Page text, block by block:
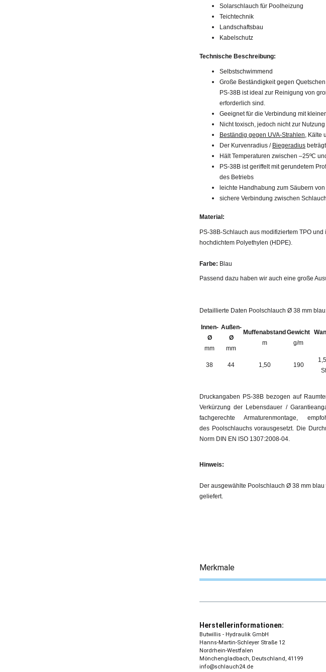
Solarschlauch für Poolheizung
Teichtechnik
Landschaftsbau
Kabelschutz
Technische Beschreibung:
Selbstschwimmend
Große Beständigkeit gegen
PS-38B ist ideal zur Reinigung von
erforderlich sind.
Geeignet für die Verbindung mit
Nicht toxisch, jedoch nicht zur
Beständig gegen UVA-Strahlen, Kälte
Der Kurvenradius / Biegeradius
Hält Temperaturen zwischen –25ºC
PS-38B ist geriffelt mit gerundetem
des Betriebs
leichte Handhabung zum Säubern
sichere Verbindung zwischen
Material:
PS-38B-Schlauch aus modifiziertem TPO
hochdichtem Polyethylen (HDPE).
Farbe: Blau
Passend dazu haben wir auch eine große
Detaillierte Daten Poolschlauch Ø 38 mm
Innen-
Ø
mm
Außen-
Ø
mm
Muffenabstand
m
Gewicht
g/m
38 44 1,50 190
Druckangaben PS-38B bezogen auf
Verkürzung der Lebensdauer /
fachgerechte Armaturenmontage,
des Poolschlauchs vorausgesetzt. Die
Norm DIN EN ISO 1307:2008-04.
Hinweis:
Der ausgewählte Poolschlauch Ø 38 mm
geliefert.
Merkmale
Herstellerinformationen:
Butwillis - Hydraulik GmbH
Hanns-Martin-Schleyer Straße 12
Nordrhein-Westfalen
Mönchengladbach, Deutschland, 41199
info@schlauch24.de